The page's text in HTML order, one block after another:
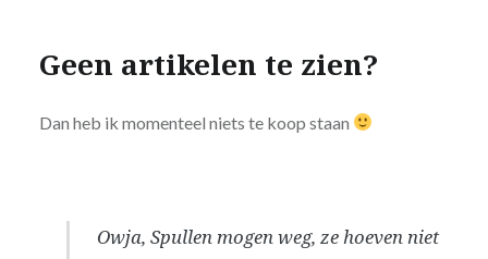
Geen artikelen te zien?
Dan heb ik momenteel niets te koop staan
Owja, Spullen mogen weg, ze hoeven niet